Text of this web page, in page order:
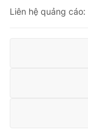
Liên hệ quảng cáo: